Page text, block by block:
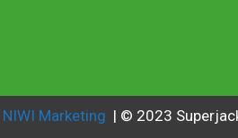
NIWI Marketing | © 2023